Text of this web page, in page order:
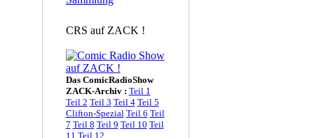
CRS auf ZACK !
Das ComicRadioShow
ZACK-Archiv : Teil 1
Teil 2 Teil 3 Teil 4 Teil 5
Clifton-Spezial Teil 6 Teil
7 Teil 8 Teil 9 Teil 10 Teil
11 Teil 12